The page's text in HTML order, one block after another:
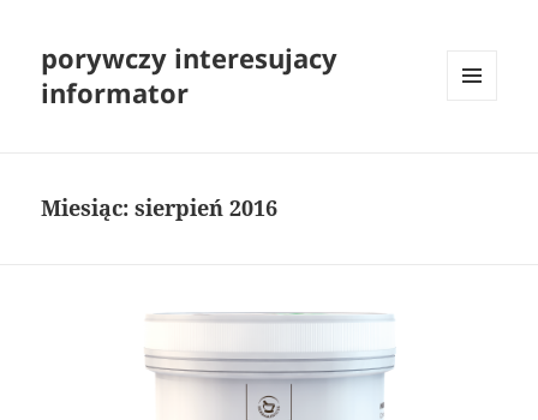
porywczy interesujacy
informator
Miesiąc:sierpień 2016